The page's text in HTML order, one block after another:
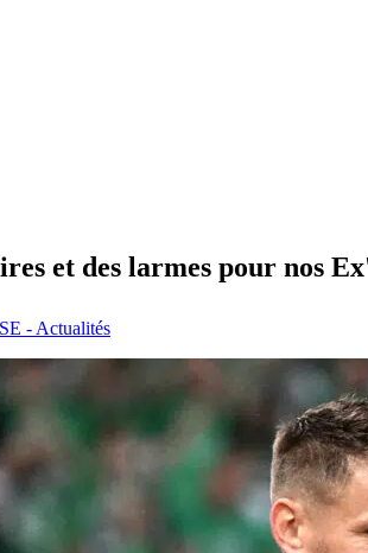
et des larmes pour nos
- Actualités